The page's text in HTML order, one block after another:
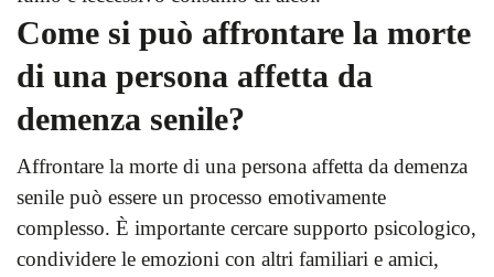
Come si può affrontare la morte
di una persona affetta da
demenza senile?
Affrontare la morte di una persona affetta da demenza
senile può essere un processo emotivamente
complesso. È importante cercare supporto psicologico,
condividere le emozioni con altri familiari e amici,